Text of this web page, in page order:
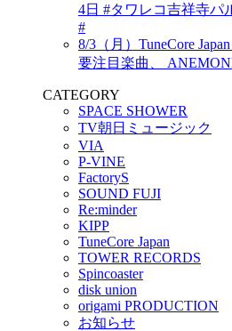
4日 #タワレコ吉祥寺パ
#
8/3（月）TuneCore
要注目楽曲、
CATEGORY
SPACE SHOWER
TV朝日ミュージック
VIA
P-VINE
FactoryS
SOUND FUJI
Re:minder
KIPP
TuneCore Japan
TOWER RECORDS
Spincoaster
disk union
origami PRODUCTION
お知らせ